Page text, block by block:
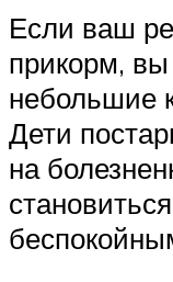
Если ваш
прикорм,
небольшие
Дети
на